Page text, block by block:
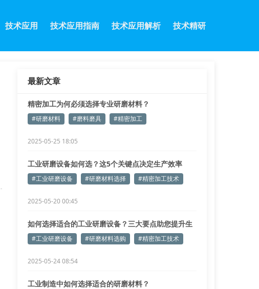
技术应用 技术应用指南 技术应用解析 技术精研
最新文章
精密加工为何必须选择专业研磨材料？
#研磨材料 #磨料磨具 #精密加工
2025-05-25 18:05
工业研磨设备如何选？这5个关键点决定生产效率
#工业研磨设备 #研磨材料选择 #精密加工技术
2025-05-20 00:45
如何选择适合的工业研磨设备？三大要点助您提升生
产效率
#工业研磨设备 #研磨材料选购 #精密加工技术
2025-05-24 08:54
工业制造中如何选择适合的研磨材料？